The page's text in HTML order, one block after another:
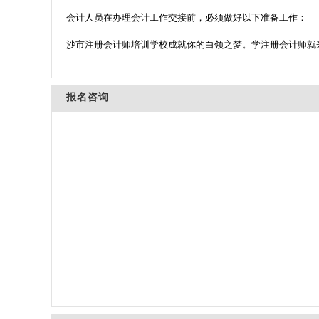
会计人员在办理会计工作交接前，必须做好以下准备工作：
沙市注册会计师培训学校成就你的白领之梦。学注册会计师
报名咨询